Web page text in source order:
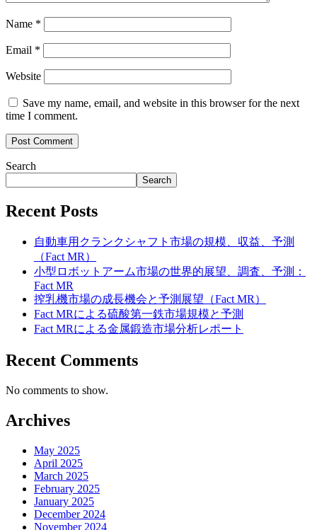
Name *
Email *
Website
Save my name, email, and website in this browser for the next
time I comment.
Search
Search
Recent Posts
自動車用クランクシャフト市場の規模、収益、予測
（Fact MR）
小型ロボットアーム市場の世界的展望、調査、予測：
Fact MR
搾乳機市場の成長機会と予測展望（Fact MR）
Fact MRによる硫酸第一鉄市場規模と予測
Fact MRによる金属鍛造市場分析レポート
Recent Comments
No comments to show.
Archives
May 2025
April 2025
March 2025
February 2025
January 2025
December 2024
November 2024